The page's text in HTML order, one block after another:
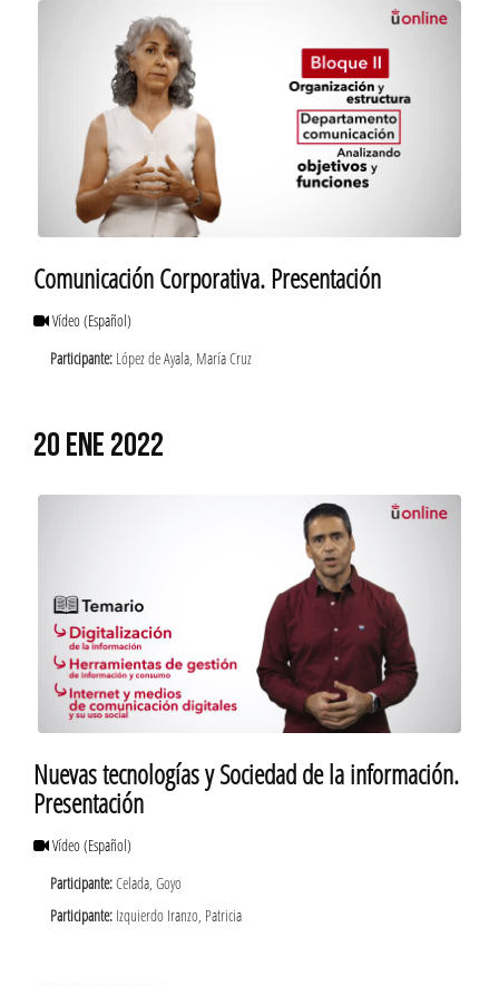
Comunicación Corporativa. Presentación
Vídeo(Español)
Participante: López de Ayala, María Cruz
20 ENE 2022
Nuevas tecnologías y Sociedad de la información.
Presentación
Vídeo(Español)
Participante:Celada, Goyo
Participante: Izquierdo Iranzo, Patricia